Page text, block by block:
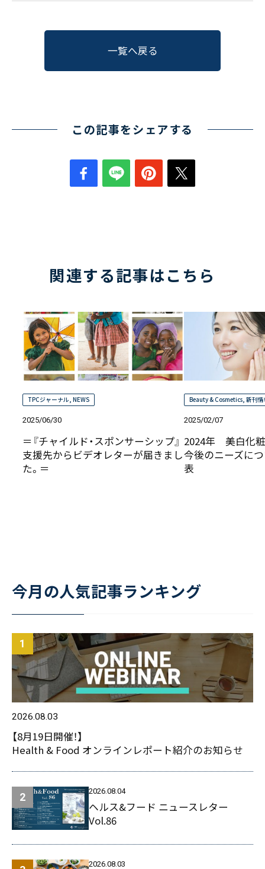
一覧へ戻る
この記事をシェアする
関連する記事はこちら
TPCジャーナル, NEWS
2025/06/30
＝『チャイルド・スポンサーシップ』
支援先からビデオレターが届きまし
た。＝
Beauty & Cosmetics,新刊
2025/02/07
2024年 美白化
今後のニーズに
表
今月の人気記事ランキング
2026.08.03
【8月19日開催！】
Health & Food オンラインレポート紹介のお知らせ
2026.08.04
ヘルス&フード ニュースレター
Vol.86
2026.08.03